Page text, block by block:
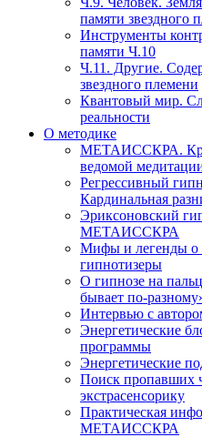
памяти звездного
Инструменты
памяти Ч.10
Ч.11. Другие.
звездного племени
Квантовый мир.
реальности
О методике
МЕТАИССКРА.
ведомой
Регрессивный
Кардинальная
Эриксоновский
МЕТАИССКРА
Мифы и легенды о
гипнотизеры
О гипнозе на
бывает по-
Интервью с
Энергетические
программы
Энергетические
Поиск пропавших
экстрасенсорику
Практическая
МЕТАИССКРА